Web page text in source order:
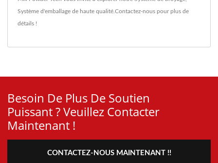
Système d'emballage de haute qualité.Contactez-nous pour plus de
détails !
Besoin De Plus De Soutien
Puissant ? Veuillez Contacter
Maintenant !
CONTACTEZ-NOUS MAINTENANT !!